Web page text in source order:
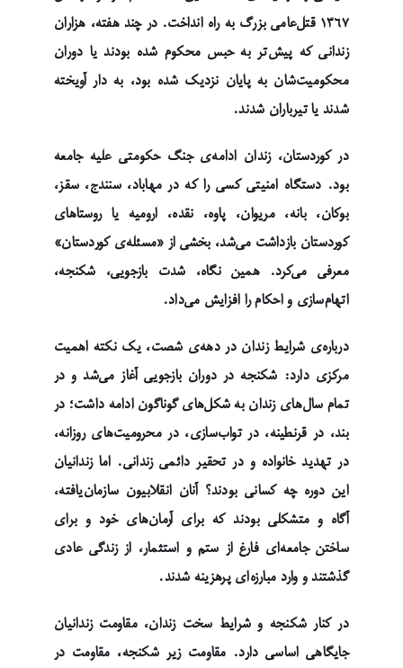
۱۳۶۷ قتل‌عامی بزرگ به راه انداخت. در چند هفته، هزاران
زندانی که پیش‌تر به حبس محکوم شده بودند یا دوران
محکومیت‌شان به پایان نزدیک شده بود، به دار آویخته
شدند یا تیرباران شدند.
در کوردستان، زندان ادامه‌ی جنگ حکومتی علیه جامعه
بود. دستگاه امنیتی کسی را که در مهاباد، سنندج، سقز،
بوکان، بانه، مریوان، پاوه، نقده، ارومیه یا روستاهای
کوردستان بازداشت می‌شد، بخشی از «مسئله‌ی کوردستان»
معرفی می‌کرد. همین نگاه، شدت بازجویی، شکنجه،
اتهام‌سازی و احکام را افزایش می‌داد.
درباره‌ی شرایط زندان در دهه‌ی شصت، یک نکته اهمیت
مرکزی دارد: شکنجه در دوران بازجویی آغاز می‌شد و در
تمام سال‌های زندان به شکل‌های گوناگون ادامه داشت؛ در
بند، در قرنطینه، در تواب‌سازی، در محرومیت‌های روزانه،
در تهدید خانواده و در تحقیر دائمی زندانی. اما زندانیان
این دوره چه کسانی بودند؟ آنان انقلابیون سازمان‌یافته،
آگاه و متشکلی بودند که برای آرمان‌های خود و برای
ساختن جامعه‌ای فارغ از ستم و استثمار، از زندگی عادی
گذشتند و وارد مبارزه‌ای پرهزینه شدند.
در کنار شکنجه و شرایط سخت زندان، مقاومت زندانیان
جایگاهی اساسی دارد. مقاومت زیر شکنجه، مقاومت در